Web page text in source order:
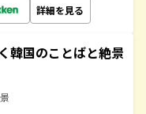
詳細を見る
韓国のことばと絶景